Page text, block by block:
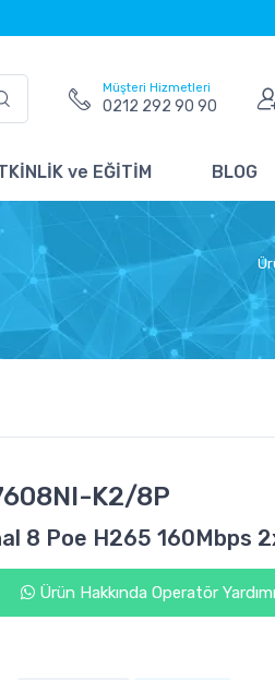
Müşteri Hizmetleri
0212 292 90 90
ve EĞİTİM BLOG
K2/8P
8 Poe H265 160Mbps
Ürün Hakkında Operatör